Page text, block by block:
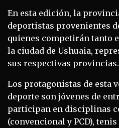
En esta edición, la
deportistas provenientes
quienes competirán tanto
la ciudad de Ushuaia,
sus respectivas provincias.
Los protagonistas de esta
deporte son jóvenes de
participan en disciplinas
(convencional y PCD),